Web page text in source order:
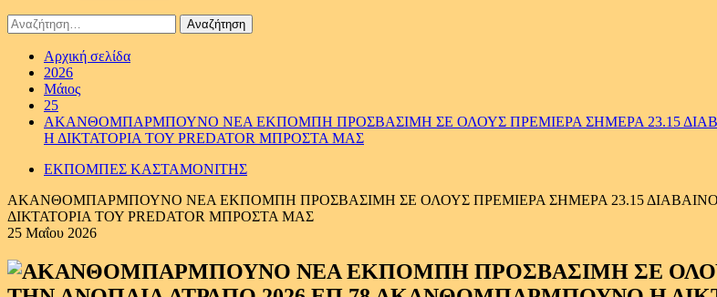
Αναζήτηση
για:
Αρχική σελίδα
2026
Μάιος
25
ΑΚΑΝΘΟΜΠΑΡΜΠΟΥΝΟ ΝΕΑ ΕΚΠΟΜΠΗ ΠΡΟΣΒΑΣΙΜΗ ΣΕ ΟΛΟΥΣ ΠΡΕΜΙΕΡΑ ΣΗΜΕΡΑ 23.15
Η ΔΙΚΤΑΤΟΡΙΑ ΤΟΥ PREDATOR ΜΠΡΟΣΤΑ ΜΑΣ
ΕΚΠΟΜΠΕΣ ΚΑΣΤΑΜΟΝΙΤΗΣ
ΑΚΑΝΘΟΜΠΑΡΜΠΟΥΝΟ ΝΕΑ ΕΚΠΟΜΠΗ ΠΡΟΣΒΑΣΙΜΗ ΣΕ ΟΛΟΥΣ ΠΡΕΜΙΕΡΑ ΣΗΜΕΡΑ 23.15
ΔΙΚΤΑΤΟΡΙΑ ΤΟΥ PREDATOR ΜΠΡΟΣΤΑ ΜΑΣ
25 Μαΐου 2026